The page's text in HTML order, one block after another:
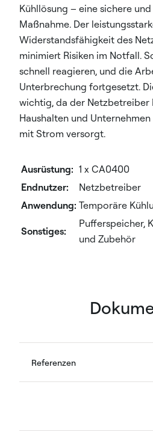
Kühllösung – eine sichere
Maßnahme. Der
Widerstandsfähigkeit des
minimiert Risiken im Notfall.
schnell reagieren, und die
Unterbrechung fortgesetzt.
wichtig, da der Netzbetreiber
Haushalten und
mit Strom versorgt.
Ausrüstung: 1 x CA0400
Endnutzer:
Netzbetreiber
Anwendung: Temporäre
Sonstiges:
Pufferspeicher,
und Zubehör
Referenzen